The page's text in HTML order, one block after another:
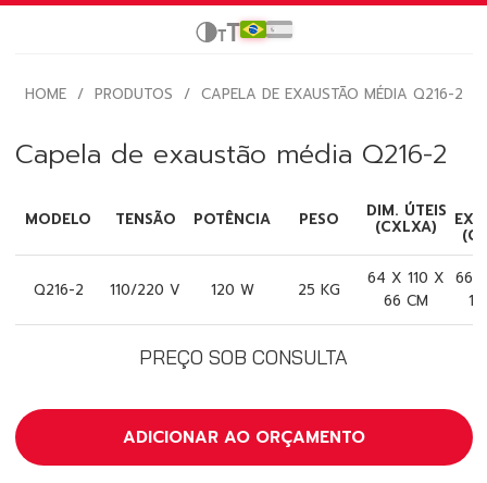
HOME / PRODUTOS / CAPELA DE EXAUSTÃO MÉDIA Q216-2
Capela de exaustão média Q216-2
MODELO TENSÃO POTÊNCIA PESO DIM. ÚTEIS
(CXLXA)
Q216-2 110/220 V 120 W 25 KG
64 X 110 X
66 CM
66
PREÇO SOB CONSULTA
ADICIONAR AO ORÇAMENTO